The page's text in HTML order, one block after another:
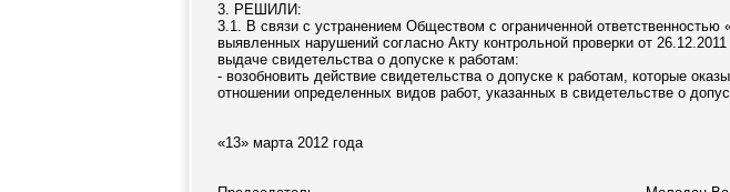
3. РЕШИЛИ:
3.1. В связи с устранением Обществом с ограниченной
выявленных нарушений согласно Акту контрольной проверки от
выдаче свидетельства о допуске к работам:
- возобновить действие свидетельства о допуске к работам, которые
отношении определенных видов работ, указанных в свидетельстве о
«13» марта 2012 года